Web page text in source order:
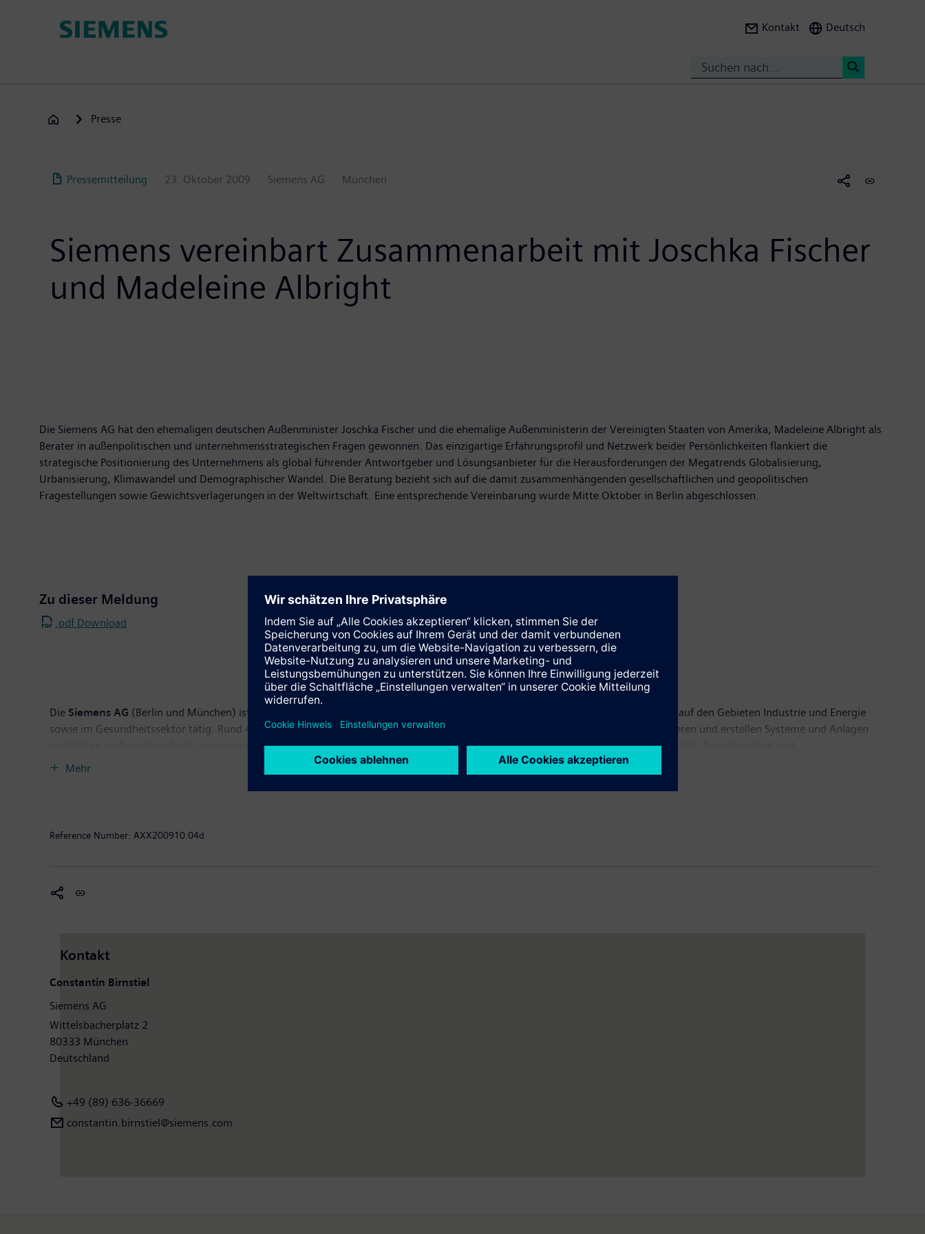
Kontakt Deutsch
Presse
Pressemitteilung 23. Oktober 2009 Siemens AG München
Siemens vereinbart Zusammenarbeit mit Joschka Fischer
und Madeleine Albright
Die Siemens AG hat den ehemaligen deutschen Außenminister Joschka Fischer und die ehemalige Außenministerin der Vereinigten Staaten von Amerika, Madeleine Albright als
Berater in außenpolitischen und unternehmensstrategischen Fragen gewonnen. Das einzigartige Erfahrungsprofil und Netzwerk beider Persönlichkeiten flankiert die
strategische Positionierung des Unternehmens als global führender Antwortgeber und Lösungsanbieter für die Herausforderungen der Megatrends Globalisierung,
Urbanisierung, Klimawandel und Demographischer Wandel. Die Beratung bezieht sich auf die damit zusammenhängenden gesellschaftlichen und geopolitischen
Fragestellungen sowie Gewichtsverlagerungen in der Weltwirtschaft. Eine entsprechende Vereinbarung wurde Mitte Oktober in Berlin abgeschlossen.
Zu dieser Meldung
.pdf Download
Die Siemens AG (Berlin und München) ist ein weltweit führendes Unternehmen der Elektronik und Elektrotechnik. Der Konzern ist auf den Gebieten Industrie und Energie
sowie im Gesundheitssektor tätig. Rund 410.000 Mitarbeiter (fortgeführte Aktivitäten) entwickeln und fertigen Produkte, projektieren und erstellen Systeme und Anlagen
und bieten maßgeschneiderte Lösungen an. Siemens steht seit über 160 Jahren für technische Leistungsfähigkeit, Innovation, Qualität, Zuverlässigkeit und
Internationalität. Im Geschäftsjahr 2008 erzielte das Unternehmen nach IFRS einen Umsatz von 77,3 Mrd. EUR und einen Gewinn nach Steuern von 5,9 Mrd. EUR. Weitere
www.siemens.com.
Mehr
Reference Number: AXX200910.04d
Kontakt
Constantin Birnstiel
Siemens AG
Wittelsbacherplatz 2
80333 München
Deutschland
+49 (89) 636-36669
constantin.birnstiel@siemens.com